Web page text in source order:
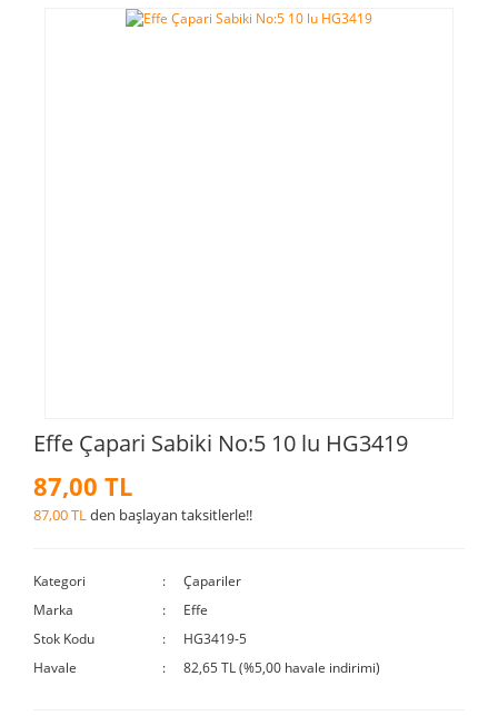
Effe Çapari Sabiki No:5 10 lu HG3419
87,00 TL
87,00 TLden başlayan taksitlerle!!
Kategori
Çapariler
Marka
Effe
Stok Kodu
HG3419-5
Havale
82,65 TL (%5,00 havale indirimi)